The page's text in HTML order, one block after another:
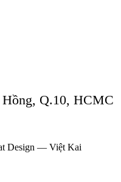
Q.10, HCMC
Design — Việt Kai